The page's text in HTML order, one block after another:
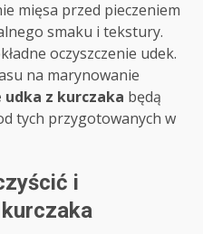
mięsa przed pieczeniem
smaku i tekstury.
oczyszczenie udek.
na marynowanie
udka z kurczaka będą
tych przygotowanych w
i